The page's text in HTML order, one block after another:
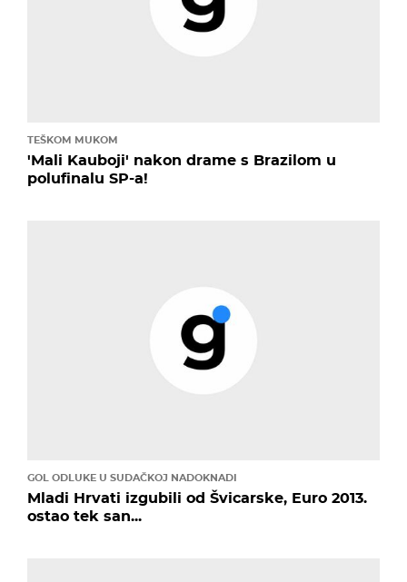
TEŠKOM MUKOM
'Mali Kauboji' nakon drame s Brazilom u
polufinalu SP-a!
GOL ODLUKE U SUDAČKOJ NADOKNADI
Mladi Hrvati izgubili od Švicarske, Euro 2013.
ostao tek san...